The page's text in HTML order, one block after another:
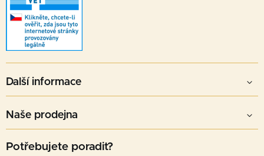
Další informace
Naše prodejna
Potřebujete poradit?